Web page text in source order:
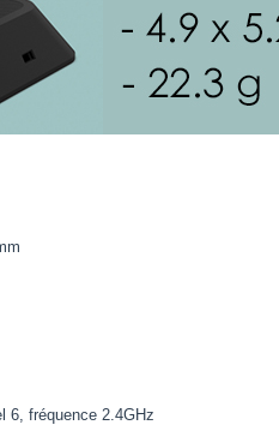
6, fréquence 2.4GHz